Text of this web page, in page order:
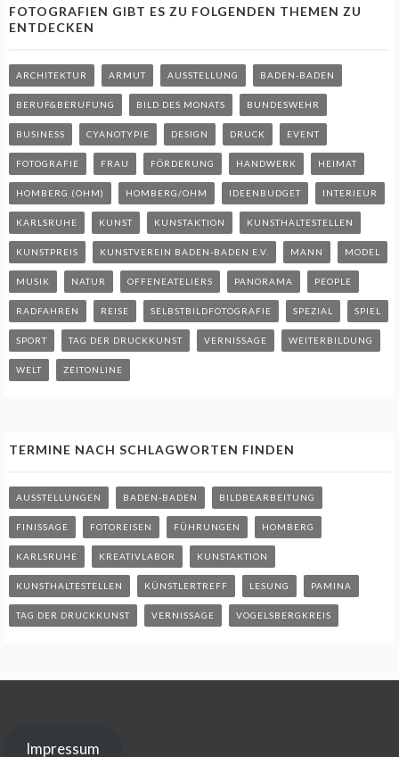
FOTOGRAFIEN GIBT ES ZU FOLGENDEN THEMEN ZU
ENTDECKEN
ARCHITEKTUR ARMUT AUSSTELLUNG BADEN-BADEN
BERUF&BERUFUNG BILD DES MONATS BUNDESWEHR
BUSINESS CYANOTYPIE DESIGN DRUCK EVENT
FOTOGRAFIE FRAU FÖRDERUNG HANDWERK HEIMAT
HOMBERG (OHM) HOMBERG/OHM IDEENBUDGET INTERIEUR
KARLSRUHE KUNST KUNSTAKTION KUNSTHALTESTELLEN
KUNSTPREIS KUNSTVEREIN BADEN-BADEN E.V. MANN MODEL
MUSIK NATUR OFFENEATELIERS PANORAMA PEOPLE
RADFAHREN REISE SELBSTBILDFOTOGRAFIE SPEZIAL SPIEL
SPORT TAG DER DRUCKKUNST VERNISSAGE WEITERBILDUNG
WELT ZEITONLINE
TERMINE NACH SCHLAGWORTEN FINDEN
AUSSTELLUNGEN BADEN-BADEN BILDBEARBEITUNG
FINISSAGE FOTOREISEN FÜHRUNGEN HOMBERG
KARLSRUHE KREATIVLABOR KUNSTAKTION
KUNSTHALTESTELLEN KÜNSTLERTREFF LESUNG PAMINA
TAG DER DRUCKKUNST VERNISSAGE VOGELSBERGKREIS
Impressum